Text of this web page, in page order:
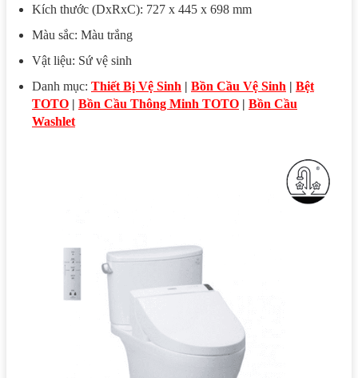
Kích thước (DxRxC): 727 x 445 x 698 mm
Màu sắc: Màu trắng
Vật liệu: Sứ vệ sinh
Danh mục: Thiết Bị Vệ Sinh | Bồn Cầu Vệ Sinh | Bệt
TOTO | Bồn Cầu Thông Minh TOTO | Bồn Cầu
Washlet